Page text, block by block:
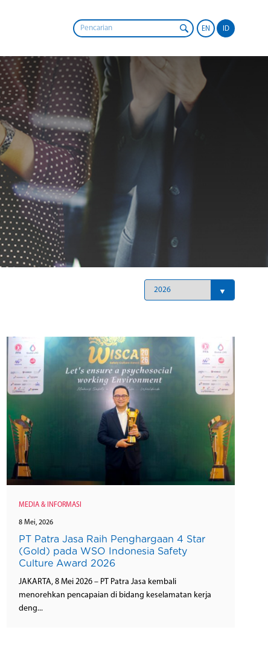
EN ID
MEDIA & INFORMASI
8 Mei, 2026
PT Patra Jasa Raih Penghargaan 4 Star
(Gold) pada WSO Indonesia Safety
Culture Award 2026
JAKARTA, 8 Mei 2026 – PT Patra Jasa kembali
menorehkan pencapaian di bidang keselamatan kerja
deng...